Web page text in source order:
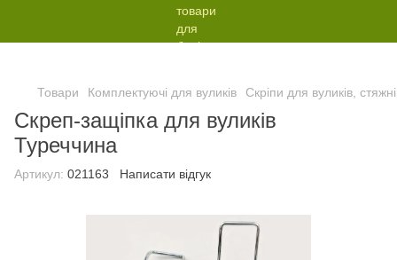
Товари Комплектуючі для вуликів Скріпи для вуликів,
Скреп-защіпка для вуликів
Туреччина
Артикул: 021163 Написати відгук